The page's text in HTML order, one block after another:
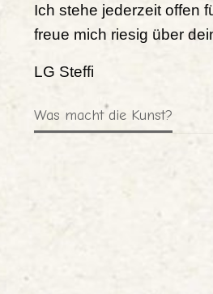
Ich stehe jederzeit offen
freue mich riesig über
LG Steffi
Was macht die Kunst?